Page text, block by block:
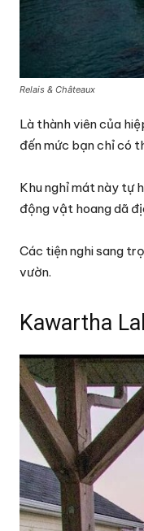
Relais & Châteaux
Là thành viên của
đến mức bạn chỉ có
Khu nghỉ mát này tự
động vật hoang dã
Các tiện nghi sang
vườn.
Kawartha